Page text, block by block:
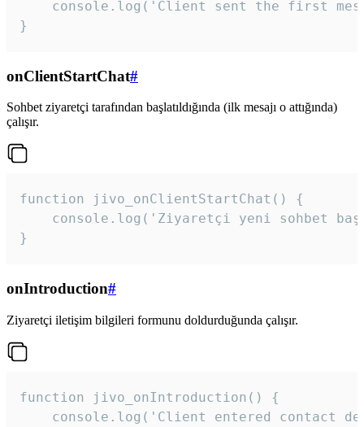
console.log('Client sent the first
}
onClientStartChat#
Sohbet ziyaretçi tarafından başlatıldığında (ilk mesajı o attığında)
çalışır.
function jivo_onClientStartChat() {
console.log('Ziyaretçi yeni sohbet
}
onIntroduction#
Ziyaretçi iletişim bilgileri formunu doldurduğunda çalışır.
function jivo_onIntroduction() {
console.log('Client entered contact